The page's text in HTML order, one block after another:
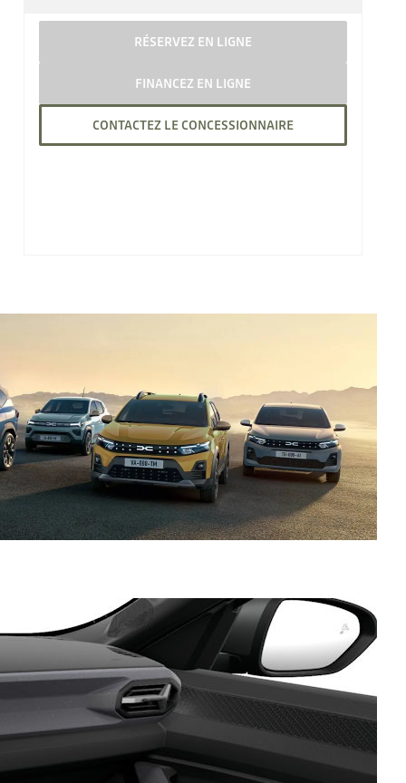
RÉSERVEZ EN LIGNE
FINANCEZ EN LIGNE
CONTACTEZ LE CONCESSIONNAIRE